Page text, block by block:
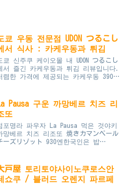
쿄 우동 전문점 UDON つるこし
서 식사 : 카케우동과 튀김
쿄 신주쿠 케이오몰 내 UDON つるこし
서 즐긴 카케우동과 튀김 리뷰입니다.
렴한 가격에 제공되는 카케우동 390
사는 국물의 적당한 짠맛과 맛있는 튀
김으로 완벽한 저녁을 제공합니다. 신주
에서 가성비 높은 식사를 찾는다면 이
을 방문해 보세요.
Pausa 구운 까망베르 치즈 리
또
포명라 파우자 La Pausa 먹은 것야키
망베르 치즈 리조또 焼きカマンベール
ーズリゾット 930엔한국인은 밥
무 밀가루만 먹었다 ...
戸屋 토리토야사이노쿠로스안
쇼쿠 / 블러드 오렌지 파르페